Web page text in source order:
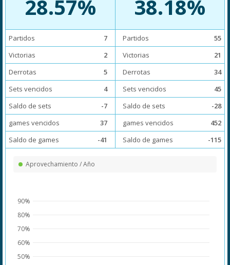
28.57%
Partidos
7
Victorias
2
Derrotas
5
Sets vencidos
4
Saldo de sets
-7
games vencidos
37
Saldo de games
-41
38.18%
Partidos
55
Victorias
21
Derrotas
34
Sets vencidos
45
Saldo de sets
-28
games vencidos
452
Saldo de games
-115
Aprovechamiento / Año
50%
60%
70%
80%
90%